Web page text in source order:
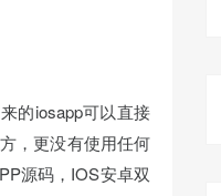
的iosapp可以直接
，更没有使用任何
源码，IOS安卓双